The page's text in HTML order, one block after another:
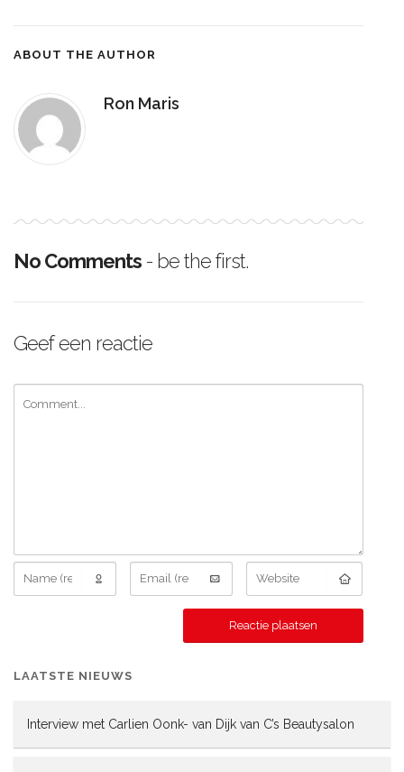
ABOUT THE AUTHOR
Ron Maris
No Comments - be the first.
Geef een reactie
LAATSTE NIEUWS
Interview met Carlien Oonk- van Dijk van C’s Beautysalon